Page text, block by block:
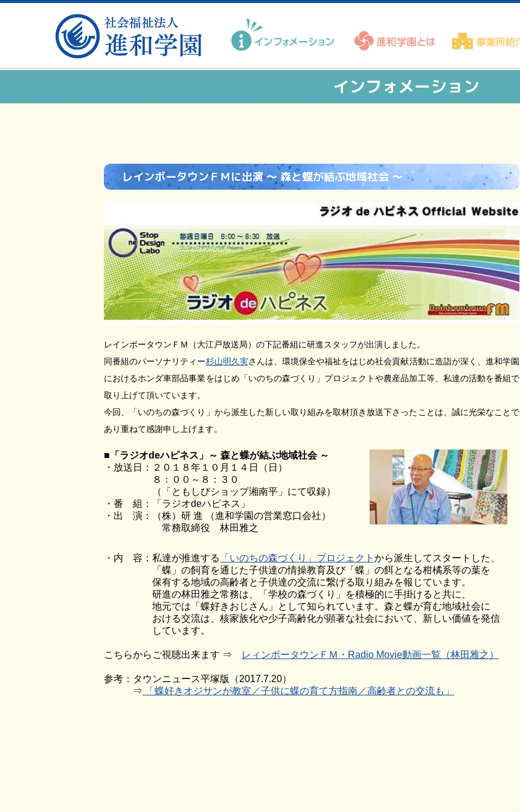
インフォメーション
レインボータウンＦＭに出演 ～ 森と蝶が結ぶ地域社会 ～
レインボータウンＦＭ（大江戸放送局）の下記番組に研進スタッフが出演しました。
同番組のパーソナリティー杉山明久実さんは、環境保全や福祉をはじめ社会貢献活動に造詣が深く、進和学園
におけるホンダ車部品事業をはじめ「いのちの森づくり」プロジェクトや農産品加工等、私達の活動を番組で
取り上げて頂いています。
今回、「いのちの森づくり」から派生した新しい取り組みを取材頂き放送下さったことは、誠に光栄なことで
あり重ねて感謝申し上げます。
■「ラジオdeハピネス」～ 森と蝶が結ぶ地域社会～
・放送日：２０１８年１０月１４日（日）
８：００～８：３０
（「ともしびショップ湘南平」にて収録）
・番 組：「ラジオdeハピネス」
・出 演：（株）研 進 （進和学園の営業窓口会社）
常務取締役 林田雅之
・内 容：私達が推進する 「いのちの森づくり」プロジェクトから派生してスタートした、
「蝶」の飼育を通じた子供達の情操教育及び「蝶」の餌となる柑橘系等の葉を
保有する地域の高齢者と子供達の交流に繋げる取り組みを報じています。
研進の林田雅之常務は、「学校の森づくり」を積極的に手掛けると共に、
地元では「蝶好きおじさん」として知られています。森と蝶が育む地域社会に
おける交流は、核家族化や少子高齢化が顕著な社会において、新しい価値を発信
しています。
こちらからご視聴出来ます ⇒ レィンボータウンＦＭ・Radio Movie動画一覧（林田雅之）
参考：タウンニュース平塚版（2017.7.20）
⇒ 「蝶好きオジサンが教室／子供に蝶の育て方指南／高齢者との交流も」